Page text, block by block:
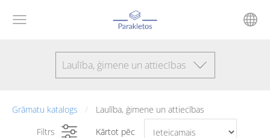
Laulība, ģimene un attiecības
Grāmatu katalogs
Laulība, ģimene un attiecības
Filtrs
Kārtot pēc